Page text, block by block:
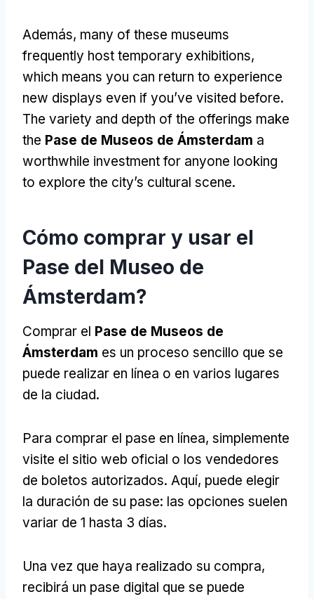
Además, many of these museums
frequently host temporary exhibitions,
which means you can return to experience
new displays even if you’ve visited before.
The variety and depth of the offerings make
the Pase de Museos de Ámsterdam a
worthwhile investment for anyone looking
to explore the city’s cultural scene.
Cómo comprar y usar el
Pase del Museo de
Ámsterdam?
Comprar el Pase de Museos de
Ámsterdam es un proceso sencillo que se
puede realizar en línea o en varios lugares
de la ciudad.
Para comprar el pase en línea, simplemente
visite el sitio web oficial o los vendedores
de boletos autorizados. Aquí, puede elegir
la duración de su pase: las opciones suelen
variar de 1 hasta 3 días.
Una vez que haya realizado su compra,
recibirá un pase digital que se puede